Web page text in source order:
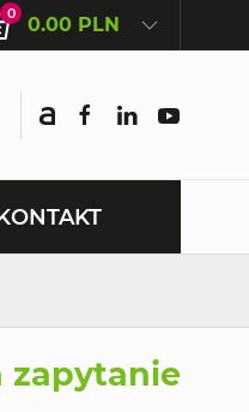
0 0.00 PLN
zapytanie